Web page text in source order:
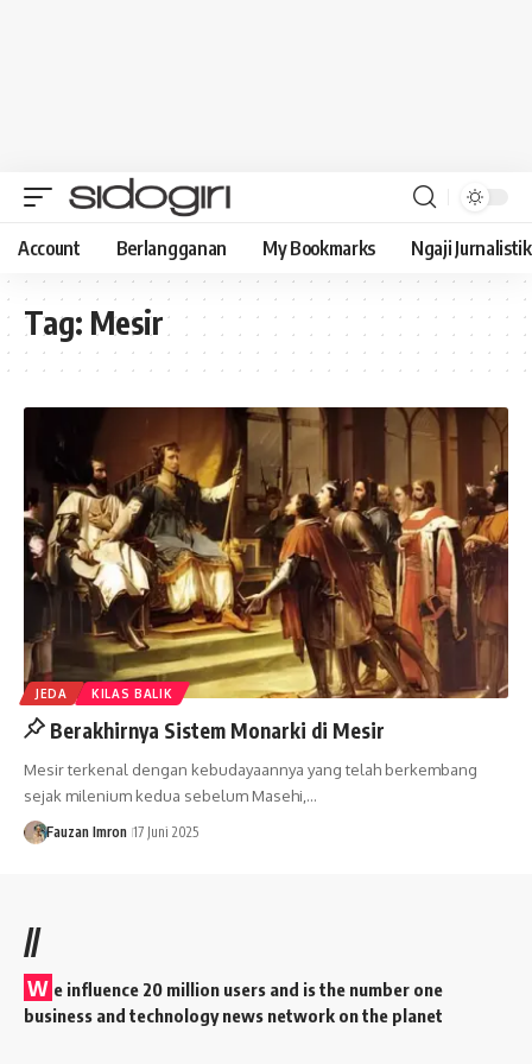
Account Berlangganan My Bookmarks Ngaji Jurnalistik
Tag: Mesir
JEDA KILAS BALIK
Berakhirnya Sistem Monarki di Mesir
Mesir terkenal dengan kebudayaannya yang telah berkembang
sejak milenium kedua sebelum Masehi,…
Fauzan Imron 17 Juni 2025
//
W e influence 20 million users and is the number one
business and technology news network on the planet